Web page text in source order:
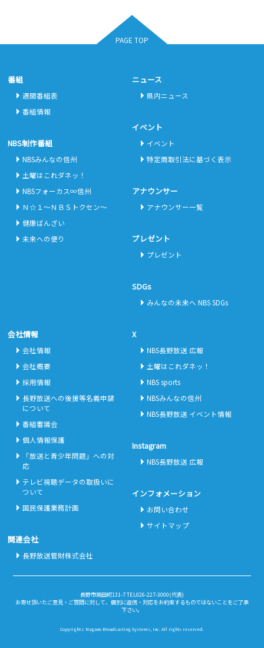
PAGE TOP
番組
週間番組表
番組情報
NBS制作番組
NBSみんなの信州
土曜はこれダネッ！
NBSフォーカス∞信州
Ｎ☆１～ＮＢＳトクセン～
健康ばんざい
未来への便り
ニュース
県内ニュース
イベント
イベント
特定商取引法に基づく表示
アナウンサー
アナウンサー一覧
プレゼント
プレゼント
SDGs
みんなの未来へ NBS SDGs
会社情報
会社情報
会社概要
採用情報
長野放送への後援等名義申請
について
番組審議会
個人情報保護
「放送と青少年問題」への対
応
テレビ視聴データの取扱いに
ついて
国民保護業務計画
関連会社
長野放送管財株式会社
X
NBS長野放送 広報
土曜はこれダネッ！
NBS sports
NBSみんなの信州
NBS長野放送 イベント情報
Instagram
NBS長野放送 広報
インフォメーション
お問い合わせ
サイトマップ
長野市岡田町131-7 TEL026-227-3000(代表)
お寄せ頂いたご意見・ご質問に対して、個別に返信・対応をお約束するものではないことをご了承
下さい。
Copyright c Nagano Broadcasting Systems, Inc. All rights reserved.